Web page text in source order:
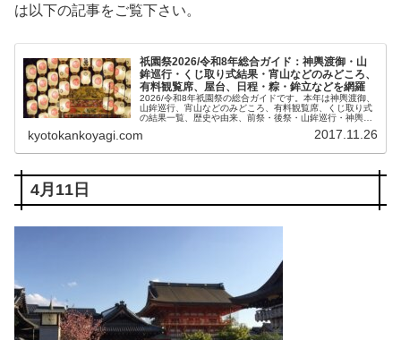
は以下の記事をご覧下さい。
祇園祭2026/令和8年総合ガイド：神輿渡御・山
鉾巡行・くじ取り式結果・宵山などのみどころ、
有料観覧席、屋台、日程・粽・鉾立などを網羅
2026/令和8年祇園祭の総合ガイドです。本年は神輿渡御、
山鉾巡行、宵山などのみどころ、有料観覧席、くじ取り式
の結果一覧、歴史や由来、前祭・後祭・山鉾巡行・神輿渡
朱印、屋台や歩行者天国や交通規制などのおすすめ情報で
kyotokankoyagi.com 2017.11.26
4月11日